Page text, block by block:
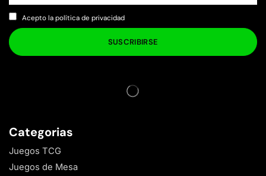
Acepto la política de privacidad
Categorias
Juegos TCG
Juegos de Mesa